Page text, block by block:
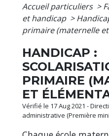
Accueil particuliers >
et handicap >
primaire (maternelle
HANDICAP :
PRIMAIRE
ET
Vérifié le 17 Aug 2021 -
administrative (Première